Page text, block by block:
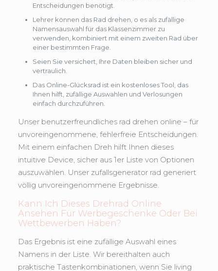
Entscheidungen benötigt.
Lehrer können das Rad drehen, o es als zufällige
Namensauswahl für das Klassenzimmer zu
verwenden, kombiniert mit einem zweiten Rad über
einer bestimmten Frage.
Seien Sie versichert, Ihre Daten bleiben sicher und
vertraulich.
Das Online-Glücksrad ist ein kostenloses Tool, das
Ihnen hilft, zufällige Auswahlen und Verlosungen
einfach durchzuführen.
Unser benutzerfreundliches rad drehen online – für
unvoreingenommene, fehlerfreie Entscheidungen.
Mit einem einfachen Dreh hilft Ihnen dieses
intuitive Device, sicher aus 1er Liste von Optionen
auszuwählen. Unser zufallsgenerator rad generiert
völlig unvoreingenommene Ergebnisse.
Kann Ich Dieses Drehrad Online
Ansehen Für Werbegeschenke Oder Bei
Wettbewerben Haben?
Das Ergebnis ist eine zufällige Auswahl eines
Namens in der Liste. Wir bereithalten auch
praktische Tastenkombinationen, wenn Sie living